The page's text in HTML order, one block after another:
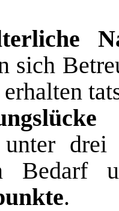
sich
drei
Bedarf
.